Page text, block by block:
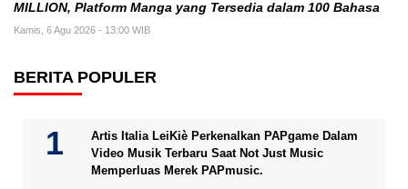
MILLION, Platform Manga yang Tersedia dalam 100 Bahasa
Kamis, 6 Agu 2026 - 13:00 WIB
BERITA POPULER
Artis Italia LeiKiè Perkenalkan PAPgame Dalam
Video Musik Terbaru Saat Not Just Music
Memperluas Merek PAPmusic.